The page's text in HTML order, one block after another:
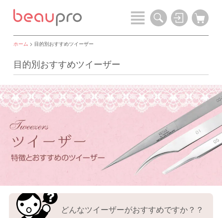
ホーム > 目的別おすすめツイーザー
目的別おすすめツイーザー
どんなツイーザーがおすすめですか？？